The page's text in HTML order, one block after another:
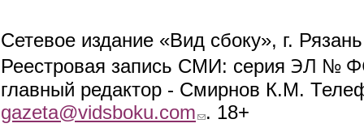
Сетевое издание «Вид сбоку», г.
Реестровая запись СМИ: серия ЭЛ №
главный редактор - Смирнов К.М.
gazeta@vidsboku.com (link sends e-mail)
. 18+